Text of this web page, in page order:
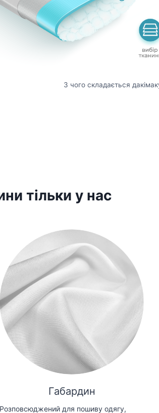
З чого складається
тільки у нас
Габардин
Розповсюджений для пошиву одягу,